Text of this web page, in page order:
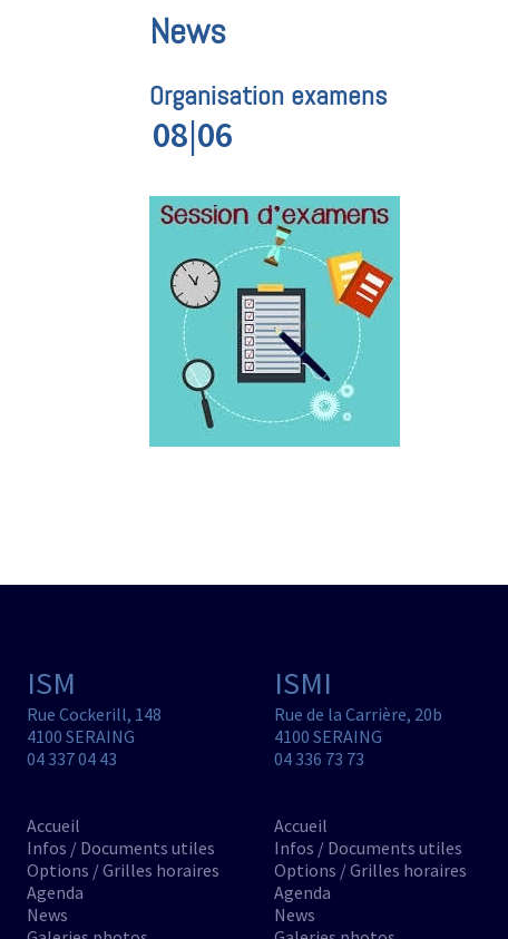
News
Organisation examens
08|06
ISM
Rue Cockerill, 148
4100 SERAING
04 337 04 43
Accueil
Infos / Documents utiles
Options / Grilles horaires
Agenda
News
ISMI
Rue de la Carrière, 20b
4100 SERAING
04 336 73 73
Accueil
Infos / Documents utiles
Options / Grilles horaires
Agenda
News